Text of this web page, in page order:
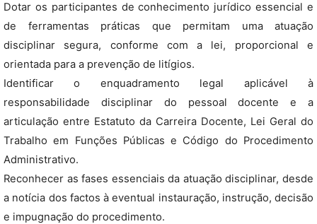
Dotar os participantes de conhecimento jurídico essencial e
de ferramentas práticas que permitam uma atuação
disciplinar segura, conforme com a lei, proporcional e
orientada para a prevenção de litígios.
Identificar o enquadramento legal aplicável à
responsabilidade disciplinar do pessoal docente e a
articulação entre Estatuto da Carreira Docente, Lei Geral do
Trabalho em Funções Públicas e Código do Procedimento
Administrativo.
Reconhecer as fases essenciais da atuação disciplinar, desde
a notícia dos factos à eventual instauração, instrução, decisão
e impugnação do procedimento.